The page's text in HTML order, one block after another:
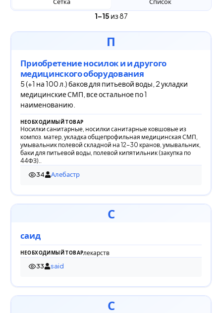
1–15 из 87
П
Приобретение носилок и и другого
медицинского оборудования
5 (+1 на 100 л.) баков для питьевой воды, 2 укладки
медицинские СМП, все остальное по 1
наименованию.
НЕОБХОДИМЫЙ ТОВАР
Носилки санитарные, носилки санитарные ковшовые из
композ. матер, укладка общепрофильная медицинская СМП,
умывальник полевой складной на 12-30 кранов, умывальник,
баки для питьевой воды, полевой кипятильник (закупка по
44ФЗ)..
34
34 просмотра
Алебастр
С
саид
НЕОБХОДИМЫЙ ТОВАРлекарств
33
33 просмотра
said
С